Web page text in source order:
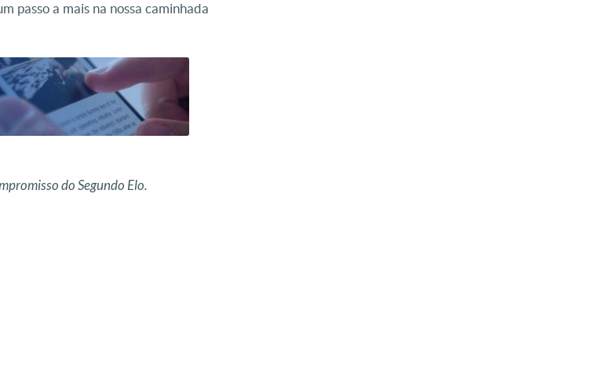
passo a mais na nossa caminhada
do Segundo Elo.